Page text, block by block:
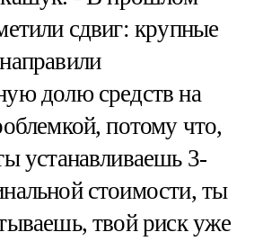
сдвиг: крупные
долю средств на
потому что,
устанавливаешь 3-
стоимости, ты
твой риск уже